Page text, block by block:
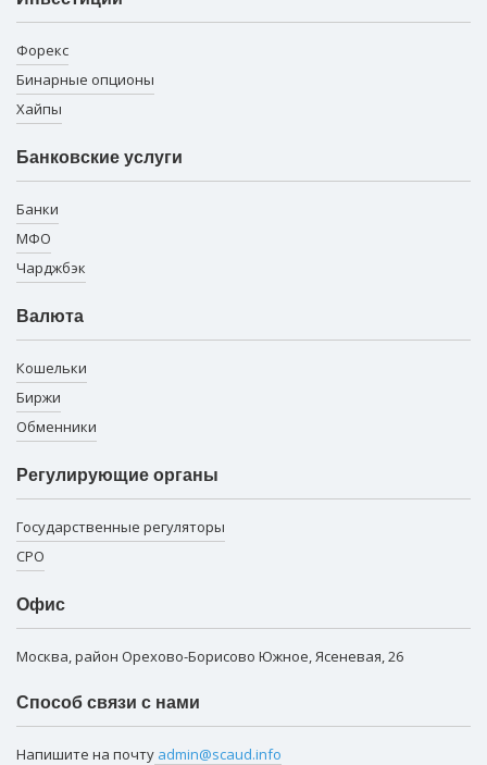
Форекс
Бинарные опционы
Хайпы
Банковские услуги
Банки
МФО
Чарджбэк
Валюта
Кошельки
Биржи
Обменники
Регулирующие органы
Государственные регуляторы
СРО
Офис
Москва, район Орехово-Борисово Южное, Ясеневая, 26
Способ связи с нами
Напишите на почту admin@scaud.info